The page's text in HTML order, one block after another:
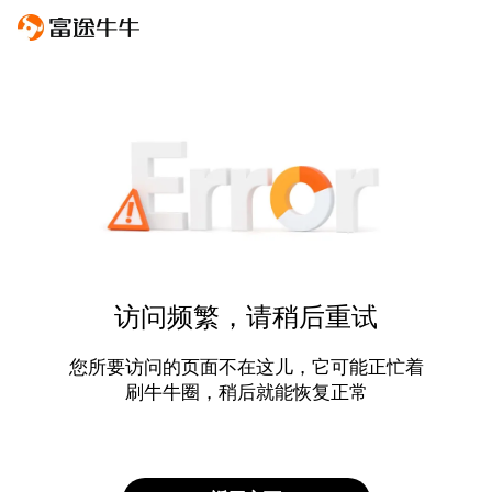
访问频繁，请稍后重试
您所要访问的页面不在这儿，它可能正忙着
刷牛牛圈，稍后就能恢复正常